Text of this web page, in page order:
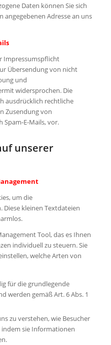
Daten können Sie sich
Adresse an uns
Impressumspflicht
Übersendung von nicht
und
widersprochen. Die
ausdrücklich rechtliche
Zusendung von
E-Mails, vor.
unserer
um die
kleinen Textdateien
Tool, das es Ihnen
individuell zu steuern. Sie
welche Arten von
für die grundlegende
werden gemäß Art. 6 Abs. 1
zu verstehen, wie Besucher
sie Informationen